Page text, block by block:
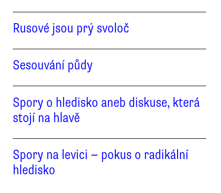
Rusové jsou prý svoloč
Sesouvání půdy
Spory o hledisko aneb diskuse, která
stojí na hlavě
Spory na levici — pokus o radikální
hledisko